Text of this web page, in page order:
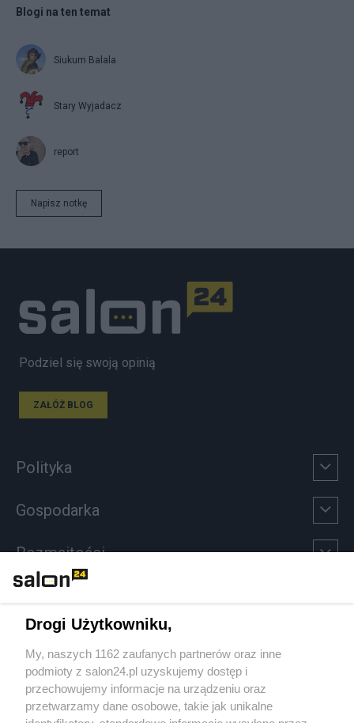
Blogi na ten temat
Siukum Balala
Stary Wyjadacz
report
Napisz notkę
Podziel się swoją opinią
ZAŁÓŻ BLOG
Polityka
Gospodarka
Rozmaitości
Sport
Społeczeństwo
Drogi Użytkowniku,
My, naszych 1162 zaufanych partnerów oraz inne
podmioty z salon24.pl uzyskujemy dostęp i
przechowujemy informacje na urządzeniu oraz
przetwarzamy dane osobowe, takie jak unikalne